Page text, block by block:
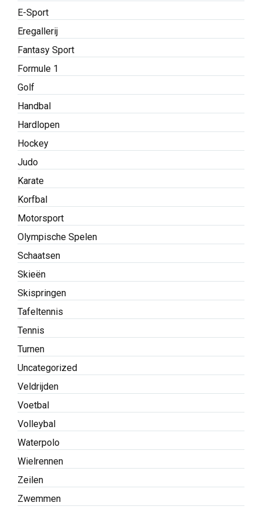
E-Sport
Eregallerij
Fantasy Sport
Formule 1
Golf
Handbal
Hardlopen
Hockey
Judo
Karate
Korfbal
Motorsport
Olympische Spelen
Schaatsen
Skieën
Skispringen
Tafeltennis
Tennis
Turnen
Uncategorized
Veldrijden
Voetbal
Volleybal
Waterpolo
Wielrennen
Zeilen
Zwemmen